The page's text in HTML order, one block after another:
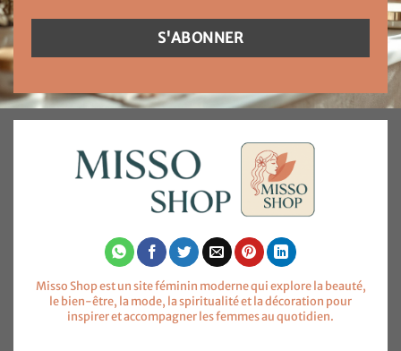
Misso Shop est un site féminin moderne qui explore la beauté,
le bien-être, la mode, la spiritualité et la décoration pour
inspirer et accompagner les femmes au quotidien.